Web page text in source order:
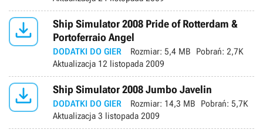

Ship Simulator 2008 Pride of Rotterdam &
Portoferraio Angel
DODATKI DO GIER Rozmiar: 5,4 MB Pobrań: 2,7K
Aktualizacja 12 listopada 2009
 Ship Simulator 2008 Jumbo Javelin
DODATKI DO GIER Rozmiar: 14,3 MB Pobrań: 5,7K
Aktualizacja 3 listopada 2009